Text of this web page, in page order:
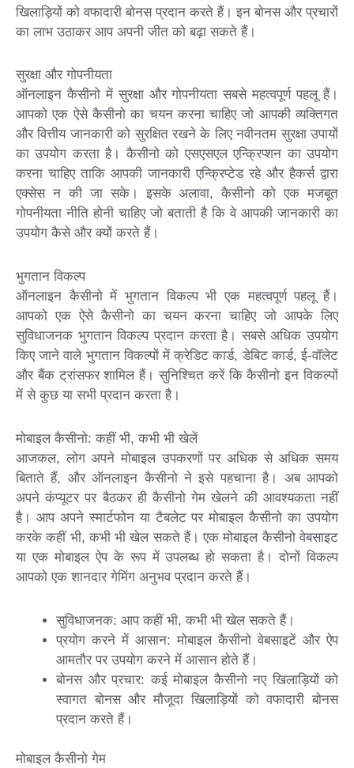
खिलाड़ियों को वफादारी बोनस प्रदान करते हैं। इन बोनस और प्रचारों
का लाभ उठाकर आप अपनी जीत को बढ़ा सकते हैं।
सुरक्षा और गोपनीयता
ऑनलाइन कैसीनो में सुरक्षा और गोपनीयता सबसे महत्वपूर्ण पहलू हैं।
आपको एक ऐसे कैसीनो का चयन करना चाहिए जो आपकी व्यक्तिगत
और वित्तीय जानकारी को सुरक्षित रखने के लिए नवीनतम सुरक्षा उपायों
का उपयोग करता है। कैसीनो को एसएसएल एन्क्रिप्शन का उपयोग
करना चाहिए ताकि आपकी जानकारी एन्क्रिप्टेड रहे और हैकर्स द्वारा
एक्सेस न की जा सके। इसके अलावा, कैसीनो को एक मजबूत
गोपनीयता नीति होनी चाहिए जो बताती है कि वे आपकी जानकारी का
उपयोग कैसे और क्यों करते हैं।
भुगतान विकल्प
ऑनलाइन कैसीनो में भुगतान विकल्प भी एक महत्वपूर्ण पहलू हैं।
आपको एक ऐसे कैसीनो का चयन करना चाहिए जो आपके लिए
सुविधाजनक भुगतान विकल्प प्रदान करता है। सबसे अधिक उपयोग
किए जाने वाले भुगतान विकल्पों में क्रेडिट कार्ड, डेबिट कार्ड, ई-वॉलेट
और बैंक ट्रांसफर शामिल हैं। सुनिश्चित करें कि कैसीनो इन विकल्पों
में से कुछ या सभी प्रदान करता है।
मोबाइल कैसीनो: कहीं भी, कभी भी खेलें
आजकल, लोग अपने मोबाइल उपकरणों पर अधिक से अधिक समय
बिताते हैं, और ऑनलाइन कैसीनो ने इसे पहचाना है। अब आपको
अपने कंप्यूटर पर बैठकर ही कैसीनो गेम खेलने की आवश्यकता नहीं
है। आप अपने स्मार्टफोन या टैबलेट पर मोबाइल कैसीनो का उपयोग
करके कहीं भी, कभी भी खेल सकते हैं। एक मोबाइल कैसीनो वेबसाइट
या एक मोबाइल ऐप के रूप में उपलब्ध हो सकता है। दोनों विकल्प
आपको एक शानदार गेमिंग अनुभव प्रदान करते हैं।
सुविधाजनक: आप कहीं भी, कभी भी खेल सकते हैं।
प्रयोग करने में आसान: मोबाइल कैसीनो वेबसाइटें और ऐप
आमतौर पर उपयोग करने में आसान होते हैं।
बोनस और प्रचार: कई मोबाइल कैसीनो नए खिलाड़ियों को
स्वागत बोनस और मौजूदा खिलाड़ियों को वफादारी बोनस
प्रदान करते हैं।
मोबाइल कैसीनो गेम